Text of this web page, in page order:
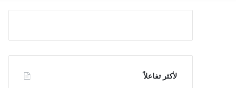
لأكثر تفاعلاً